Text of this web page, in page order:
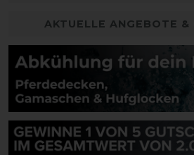
AKTUELLE ANGEBOTE &